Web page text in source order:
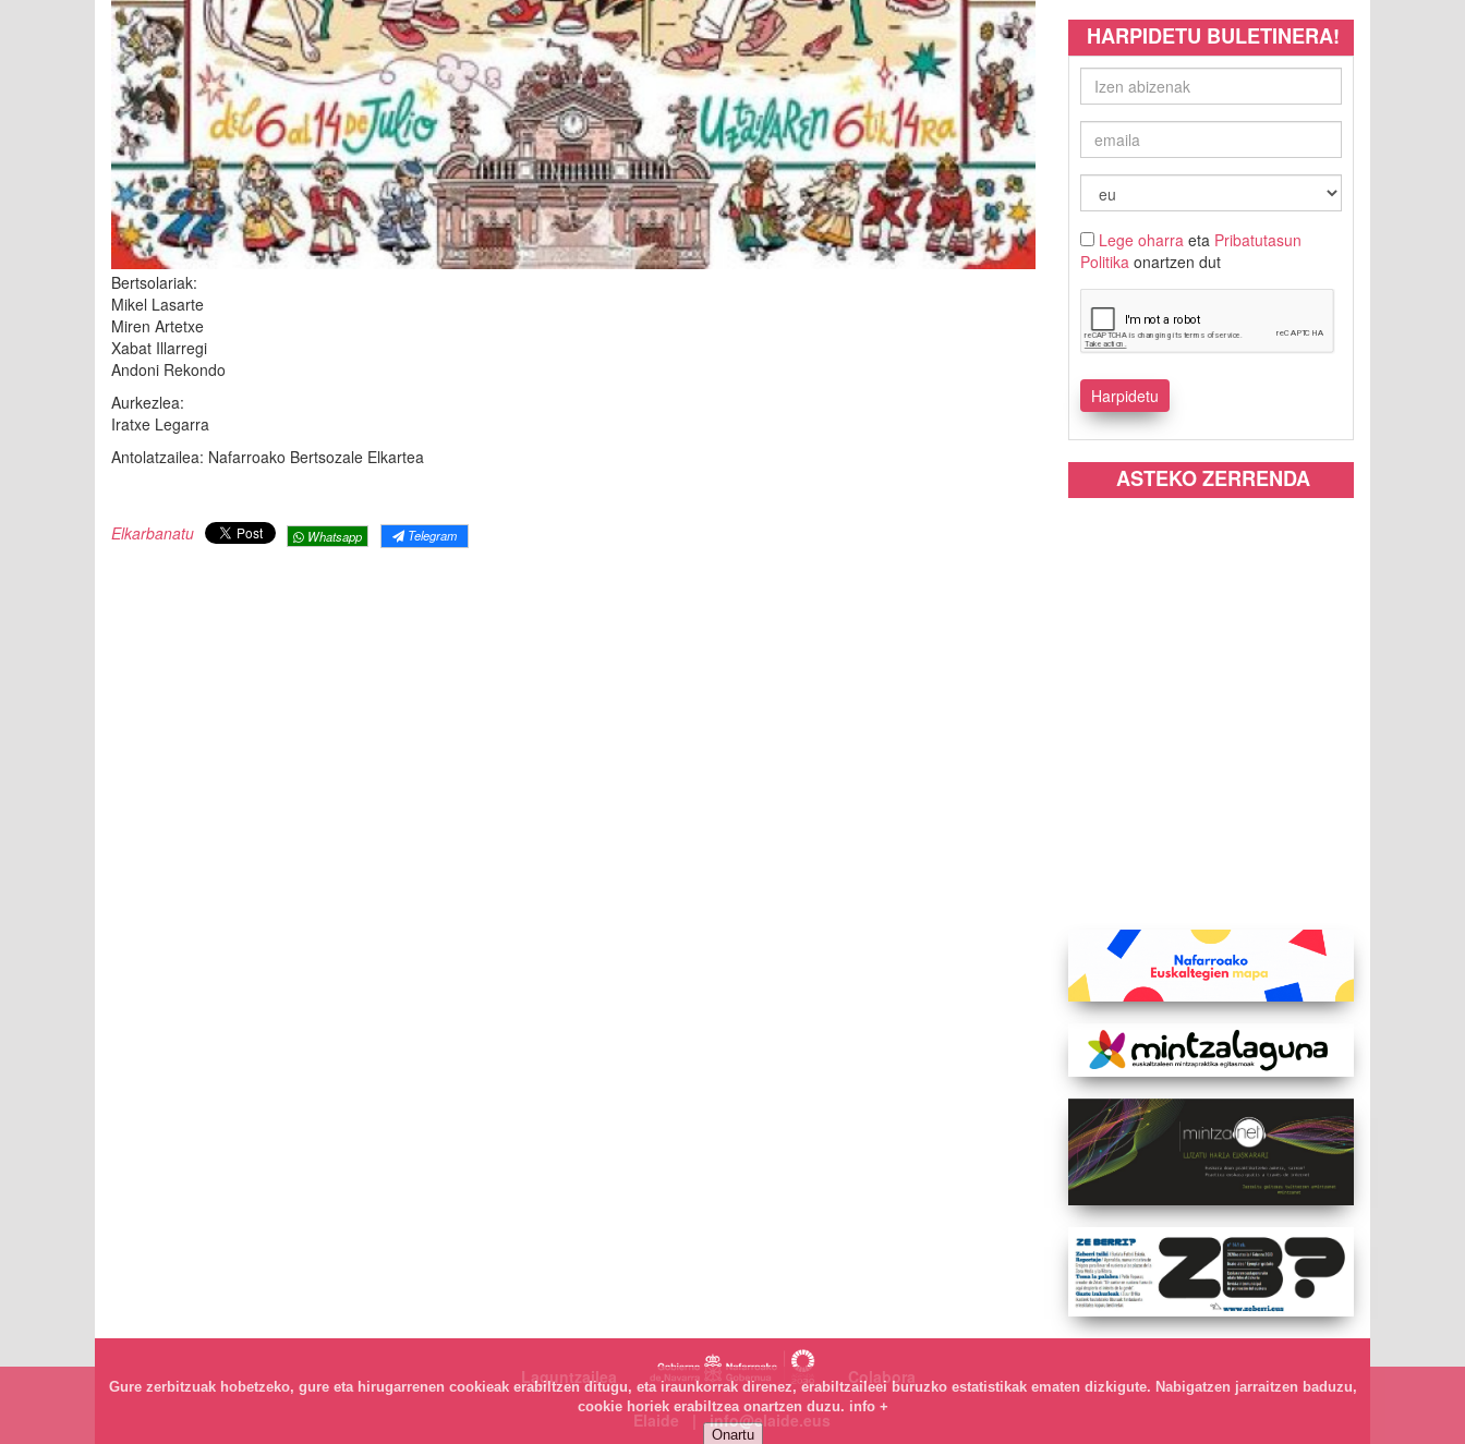
Bertsolariak:
Mikel Lasarte
Miren Artetxe
Xabat Illarregi
Andoni Rekondo
Aurkezlea:
Iratxe Legarra
Antolatzailea: Nafarroako Bertsozale Elkartea
Elkarbanatu Whatsapp Telegram
HARPIDETU BULETINERA!
Lege oharraeta Pribatutasun
Politikaonartzen dut
ASTEKO ZERRENDA
Laguntzailea
Colabora
Elaide | info@elaide.eus
Gure zerbitzuak hobetzeko, gure eta hirugarrenen cookieak erabiltzen ditugu, eta iraunkorrak direnez, erabiltzaileei buruzko estatistikak ematen dizkigute. Nabigatzen jarraitzen baduzu,
cookie horiek erabiltzea onartzen duzu. info +